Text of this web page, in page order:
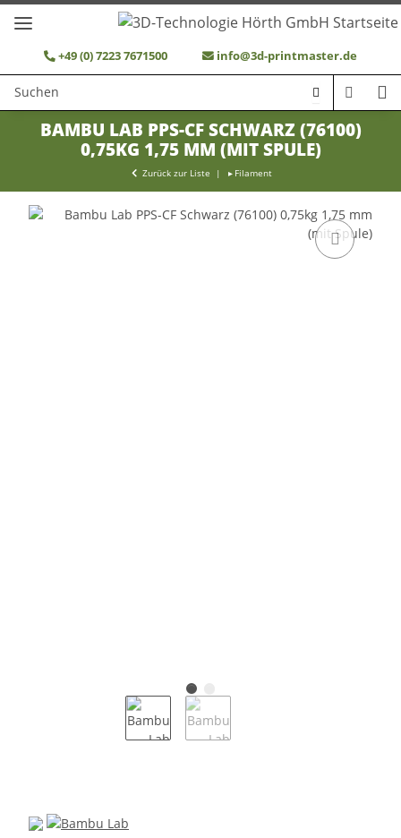
+49 (0) 7223 7671500 info@3d-printmaster.de
BAMBU LAB PPS-CF SCHWARZ (76100)
0,75KG 1,75 MM (MIT SPULE)
Zurück zur Liste Filament